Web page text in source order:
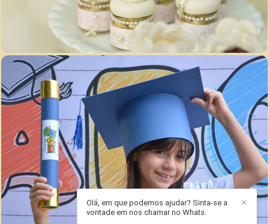
4256
60
✕
Olá, em que podemos ajudar? Sinta-se a
vontade em nos chamar no Whats.